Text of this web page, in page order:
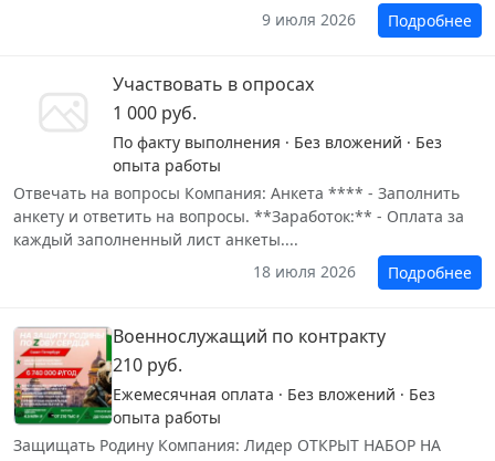
9 июля 2026
Подробнее
Участвовать в опросах
1 000 руб.
По факту выполнения · Без вложений · Без
опыта работы
Отвечать на вопросы Компания: Анкета **** - Заполнить
анкету и ответить на вопросы. **Заработок:** - Оплата за
каждый заполненный лист анкеты....
18 июля 2026
Подробнее
Военнослужащий по контракту
210 руб.
Ежемесячная оплата · Без вложений · Без
опыта работы
Защищать Родину Компания: Лидер ОТКРЫТ НАБОР НА